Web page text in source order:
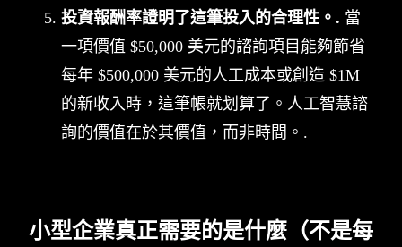
投資報酬率證明了這筆投入的合理性。. 當
一項價值 $50,000 美元的諮詢項目能夠節省
每年 $500,000 美元的人工成本或創造 $1M
的新收入時，這筆帳就划算了。人工智慧諮
詢的價值在於其價值，而非時間。.
小型企業真正需要的是什麼（不是每